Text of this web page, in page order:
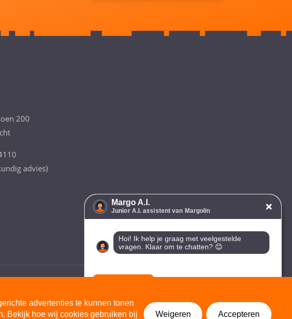
200
advies)
advertenties te kunnen tonen
Bekijk hoe wij cookies gebruiken bij
Weigeren Accepteren